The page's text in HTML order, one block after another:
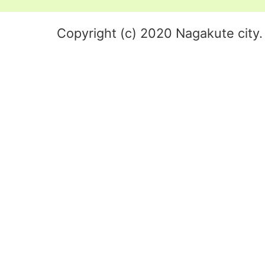
Copyright (c) 2020 Nagakute